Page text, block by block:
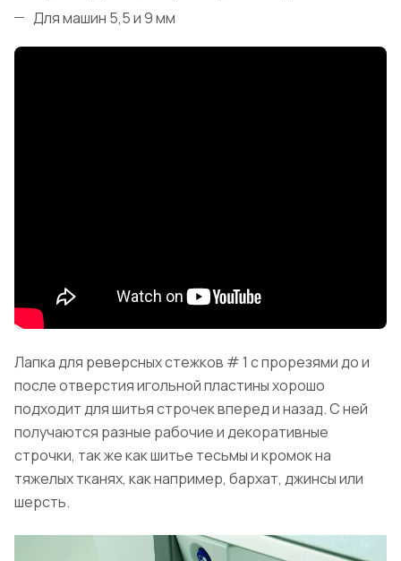
Для машин 5,5 и 9 мм
Лапка для реверсных стежков # 1 с прорезями до и
после отверстия игольной пластины хорошо
подходит для шитья строчек вперед и назад. С ней
получаются разные рабочие и декоративные
строчки, так же как шитье тесьмы и кромок на
тяжелых тканях, как например, бархат, джинсы или
шерсть.